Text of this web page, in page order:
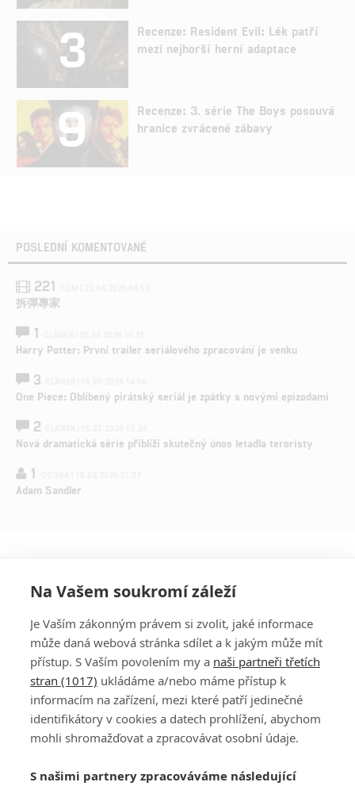
3
Recenze: Resident Evil: Lék patří
mezi nejhorší herní adaptace
9
Recenze: 3. série The Boys posouvá
hranice zvrácené zábavy
POSLEDNÍ KOMENTOVANÉ
221
拆彈專家
1
Harry Potter: První trailer seriálového zpracování je venku
3
One Piece: Oblíbený pirátský seriál je zpátky s novými epizodami
2
Nová dramatická série přiblíží skutečný únos letadla teroristy
1
Adam Sandler
PŘIHLÁSIT
REGISTROVAT
DISKUZE
Šéfredaktorkou webu jePetr Slavík, e-mailserialy@fandimefilmu.cz
Na Vašem soukromí záleží
Je Vaším zákonným právem si zvolit, jaké informace
může daná webová stránka sdílet a k jakým může mít
přístup. S Vaším povolením my a naši partneři třetích
stran (1017) ukládáme a/nebo máme přístup k
informacím na zařízení, mezi které patří jedinečné
identifikátory v cookies a datech prohlížení, abychom
mohli shromažďovat a zpracovávat osobní údaje.
S našimi partnery zpracováváme následující